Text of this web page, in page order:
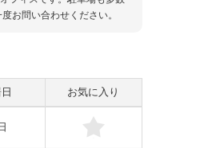
お問い合わせください。
お気に入り